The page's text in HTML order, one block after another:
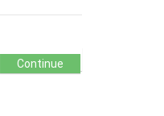
Continue